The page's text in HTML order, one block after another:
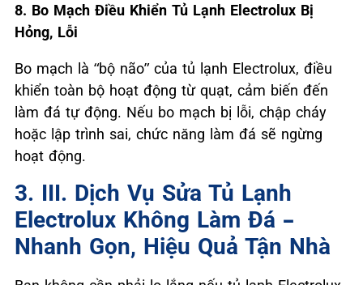
8. Bo Mạch Điều Khiển Tủ Lạnh Electrolux Bị
Hỏng, Lỗi
Bo mạch là “bộ não” của tủ lạnh Electrolux, điều
khiển toàn bộ hoạt động từ quạt, cảm biến đến
làm đá tự động. Nếu bo mạch bị lỗi, chập cháy
hoặc lập trình sai, chức năng làm đá sẽ ngừng
hoạt động.
3. III. Dịch Vụ Sửa Tủ Lạnh
Electrolux Không Làm Đá –
Nhanh Gọn, Hiệu Quả Tận Nhà